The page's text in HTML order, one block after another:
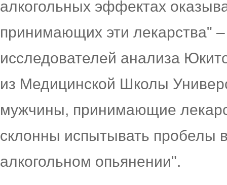
алкогольных эффектах
принимающих эти лекарства"
исследователей анализа
из Медицинской Школы
мужчины, принимающие
склонны испытывать пробелы
алкогольном опьянении".